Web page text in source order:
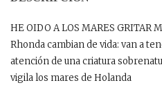
HE OIDO A LOS MARES GRITAR
Rhonda cambian de vida: van a
atención de una criatura
vigila los mares de Holanda